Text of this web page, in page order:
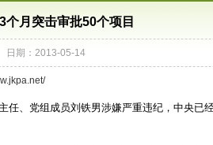
月突击审批50个项目
期：2013-05-14
、党组成员刘铁男涉嫌严重违纪，中央已